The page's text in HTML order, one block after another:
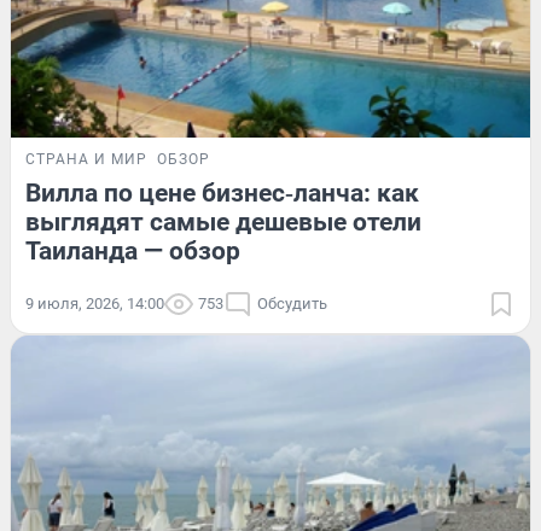
СТРАНА И МИР ОБЗОР
Вилла по цене бизнес‑ланча: как
выглядят самые дешевые отели
Таиланда — обзор
9 июля, 2026, 14:00 753 Обсудить